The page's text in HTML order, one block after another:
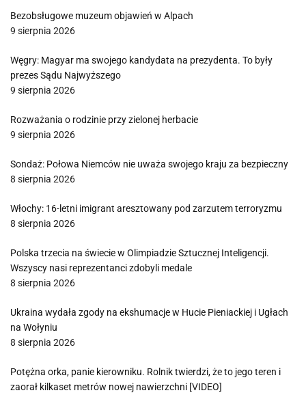
Bezobsługowe muzeum objawień w Alpach
9 sierpnia 2026
Węgry: Magyar ma swojego kandydata na prezydenta. To były
prezes Sądu Najwyższego
9 sierpnia 2026
Rozważania o rodzinie przy zielonej herbacie
9 sierpnia 2026
Sondaż: Połowa Niemców nie uważa swojego kraju za bezpieczny
8 sierpnia 2026
Włochy: 16-letni imigrant aresztowany pod zarzutem terroryzmu
8 sierpnia 2026
Polska trzecia na świecie w Olimpiadzie Sztucznej Inteligencji.
Wszyscy nasi reprezentanci zdobyli medale
8 sierpnia 2026
Ukraina wydała zgody na ekshumacje w Hucie Pieniackiej i Ugłach
na Wołyniu
8 sierpnia 2026
Potężna orka, panie kierowniku. Rolnik twierdzi, że to jego teren i
zaorał kilkaset metrów nowej nawierzchni [VIDEO]